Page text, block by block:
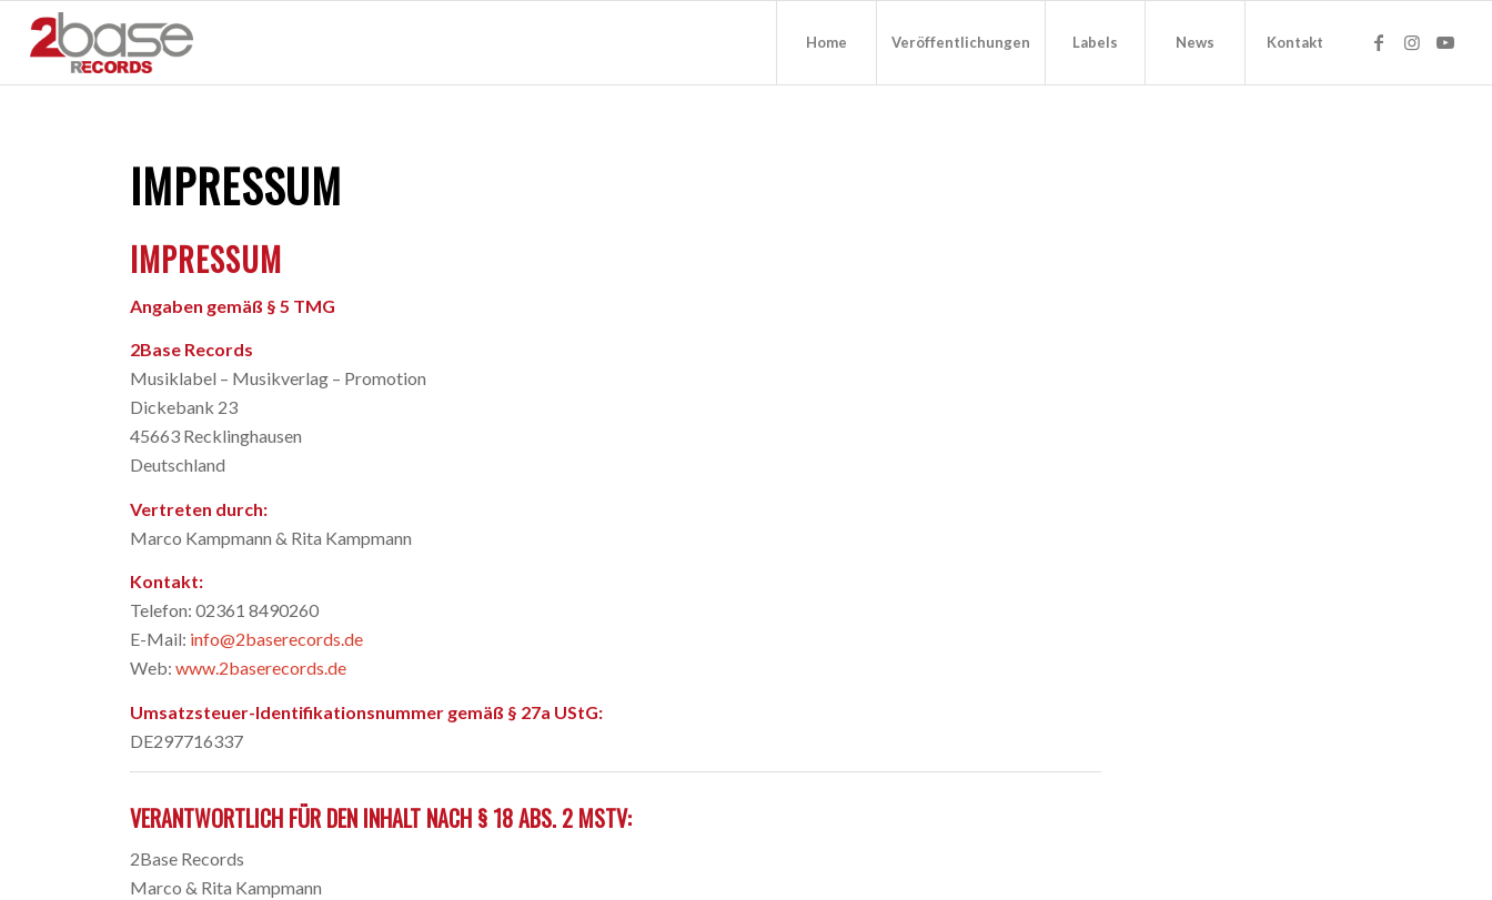
Home Veröffentlichungen Labels News Kontakt
IMPRESSUM
IMPRESSUM
Angaben gemäß § 5 TMG
2Base Records
Musiklabel – Musikverlag – Promotion
Dickebank 23
45663 Recklinghausen
Deutschland
Vertreten durch:
Marco Kampmann & Rita Kampmann
Kontakt:
Telefon: 02361 8490260
E-Mail: info@2baserecords.de
Web:www.2baserecords.de
Umsatzsteuer-Identifikationsnummer gemäß § 27a UStG:
DE297716337
VERANTWORTLICH FÜR DEN INHALT NACH § 18 ABS. 2 MSTV:
2Base Records
Marco & Rita Kampmann